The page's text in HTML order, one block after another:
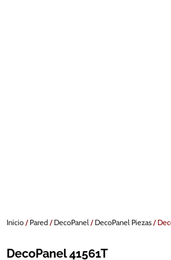
Inicio/Pared/DecoPanel /DecoPanel Piezas/
DecoPanel 41561T